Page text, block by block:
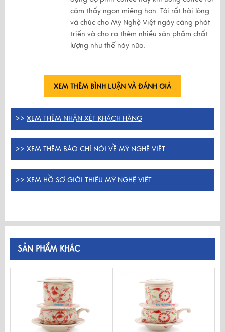
cảm thấy ngon miệng hơn. Tôi rất hài lòng
và chúc cho Mỹ Nghệ Việt ngày càng phát
triển và cho ra thêm nhiều sản phẩm chất
lượng như thế này nữa.
XEM THÊM BÌNH LUẬN VÀ ĐÁNH GIÁ
>> XEM THÊM NHẬN XÉT KHÁCH HÀNG
>> XEM THÊM BÁO CHÍ NÓI VỀ MỸ NGHỆ VIỆT
>> XEM HỒ SƠ GIỚI THIỆU MỸ NGHỆ VIỆT
SẢN PHẨM KHÁC